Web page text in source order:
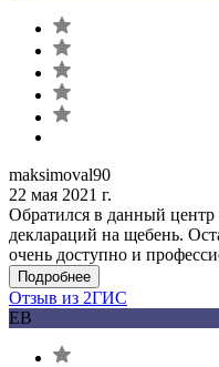
maksimoval90
22 мая 2021 г.
Обратился в данный
деклараций на щебень.
очень доступно и
Подробнее
Отзыв из 2ГИС
ЕВ